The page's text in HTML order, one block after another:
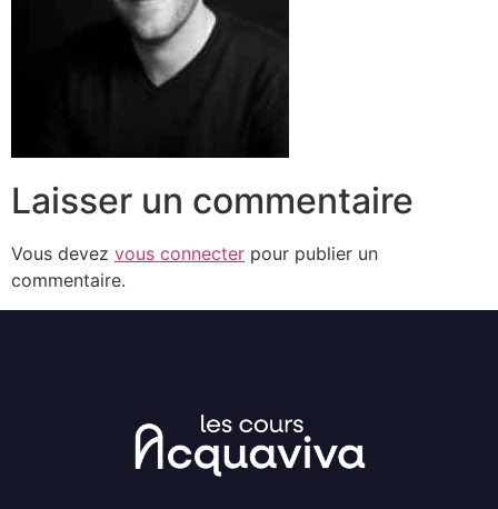
Laisser un commentaire
Vous devez vous connecter pour publier un
commentaire.